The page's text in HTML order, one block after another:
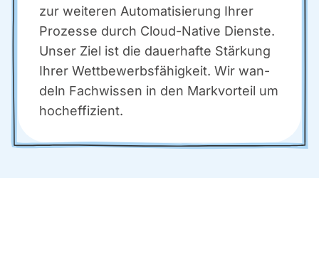
zur wei­te­ren Auto­ma­ti­sie­rung Ihrer
Pro­zes­se durch Cloud-Nati­ve Diens­te.
Unser Ziel ist die dau­er­haf­te Stär­kung
Ihrer Wett­be­werbs­fä­hig­keit. Wir wan­
deln Fach­wis­sen in den Mark­vor­teil um
hoch­ef­fi­zi­ent.